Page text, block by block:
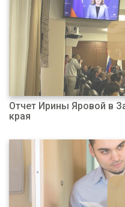
Отчет Ирины Яровой в
края